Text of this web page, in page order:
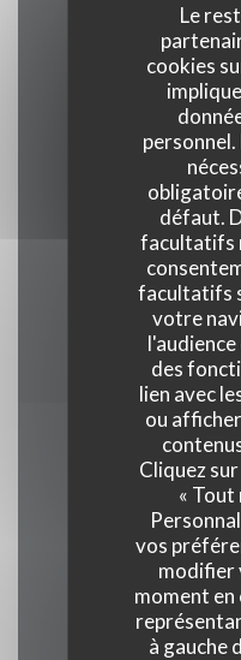
Le
cookies
personnel.
défaut.
facultatifs
facultatifs
votre
des
lien avec
ou
Cliquez
« Tout
vos
modifier
moment
à gauche
Accès Wifi,